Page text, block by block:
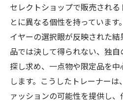
セレクトショップのトレ
グレードする方法
日常を彩るセレクト
活用法
セレクトショップの
日のスタイル
セレクトショップで販売され
とに異なる個性を持っていま
イヤーの選択眼が反映された
品では決して得られない、独
探し求め、一点物や限定品を
します。こうしたトレーナー
ァッションの可能性を提供し